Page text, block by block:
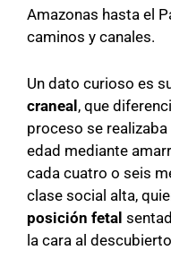
Amazonas hasta el
caminos y canales.
Un dato curioso es
craneal , que
proceso se
edad mediante
cada cuatro o seis
clase social alta,
posición fetal
la cara al